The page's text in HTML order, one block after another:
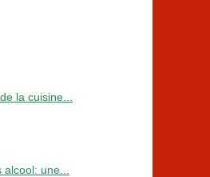
la cuisine...
une...